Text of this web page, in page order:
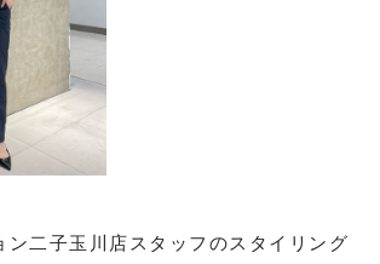
ン二子玉川店スタッフのスタイリング